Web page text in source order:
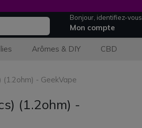
Bonjour, identifiez-vous
Mon compte
Arômes & DIY CBD
(1.2ohm) - GeekVape
(1.2ohm) -